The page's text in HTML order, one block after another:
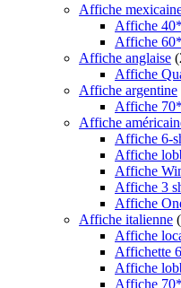
Affiche
Affiche
Affiche
Affiche anglaise
Affiche
Affiche argentine
Affiche
Affiche
Affiche 6-
Affiche
Affiche
Affiche 3
Affiche
Affiche italienne
Affiche
Affichette
Affiche
Affiche